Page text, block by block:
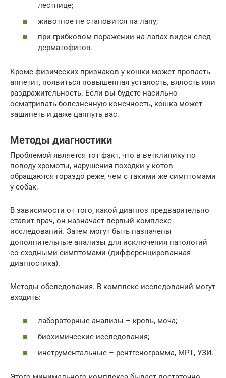
лестнице;
животное не становится на лапу;
при грибковом поражении на лапах виден след
дерматофитов.
Кроме физических признаков у кошки может пропасть
аппетит, появиться повышенная усталость, вялость или
раздражительность. Если вы будете насильно
осматривать болезненную конечность, кошка может
зашипеть и даже цапнуть вас.
Методы диагностики
Проблемой является тот факт, что в ветклинику по
поводу хромоты, нарушения походки у котов
обращаются гораздо реже, чем с такими же симптомами
у собак.
В зависимости от того, какой диагноз предварительно
ставит врач, он назначает первый комплекс
исследований. Затем могут быть назначены
дополнительные анализы для исключения патологий
со сходными симптомами (дифференцированная
диагностика).
Методы обследования. В комплекс исследований могут
входить:
лабораторные анализы – кровь, моча;
биохимические исследования;
инструментальные – рентгенограмма, МРТ, УЗИ.